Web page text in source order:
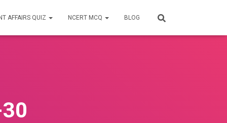
AFFAIRS QUIZ NCERT MCQ BLOG
30